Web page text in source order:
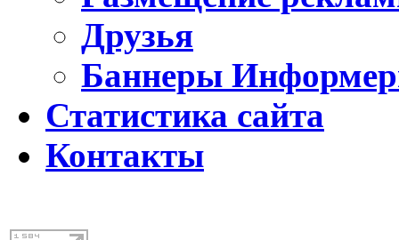
Друзья
Баннеры
Статистика сайта
Контакты